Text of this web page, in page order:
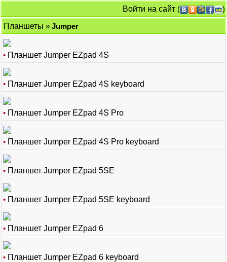
Войти на сайт (
)
Планшеты » Jumper
• Планшет Jumper EZpad 4S
• Планшет Jumper EZpad 4S keyboard
• Планшет Jumper EZpad 4S Pro
• Планшет Jumper EZpad 4S Pro keyboard
• Планшет Jumper EZpad 5SE
• Планшет Jumper EZpad 5SE keyboard
• Планшет Jumper EZpad 6
• Планшет Jumper EZpad 6 keyboard